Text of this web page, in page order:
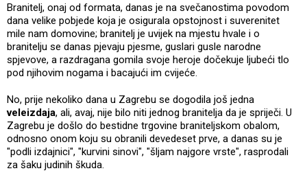
Branitelj, onaj od formata, danas je na svečanostima povodom
dana velike pobjede koja je osigurala opstojnost i suverenitet
mile nam domovine; branitelj je uvijek na mjestu hvale i o
branitelju se danas pjevaju pjesme, guslari gusle narodne
spjevove, a razdragana gomila svoje heroje dočekuje ljubeći tlo
pod njihovim nogama i bacajući im cvijeće.
No, prije nekoliko dana u Zagrebu se dogodila još jedna
veleizdaja, ali, avaj, nije bilo niti jednog branitelja da je spriječi. U
Zagrebu je došlo do bestidne trgovine braniteljskom obalom,
odnosno onom koju su obranili devedeset prve, a danas su je
"podli izdajnici", "kurvini sinovi", "šljam najgore vrste", rasprodali
za šaku judinih škuda.